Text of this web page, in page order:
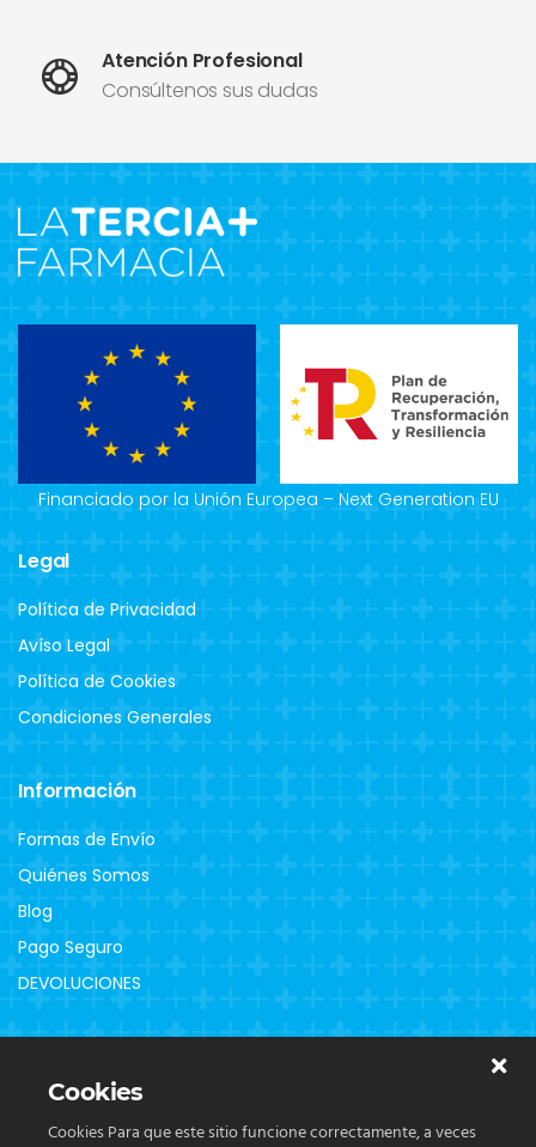
Atención Profesional
Consúltenos sus dudas
Financiado por la Unión Europea – Next Generation EU
Legal
Política de Privacidad
Avíso Legal
Política de Cookies
Condiciones Generales
Información
Formas de Envío
Quiénes Somos
Blog
Pago Seguro
DEVOLUCIONES
Contacto
Cookies
Cookies Para que este sitio funcione correctamente, a veces